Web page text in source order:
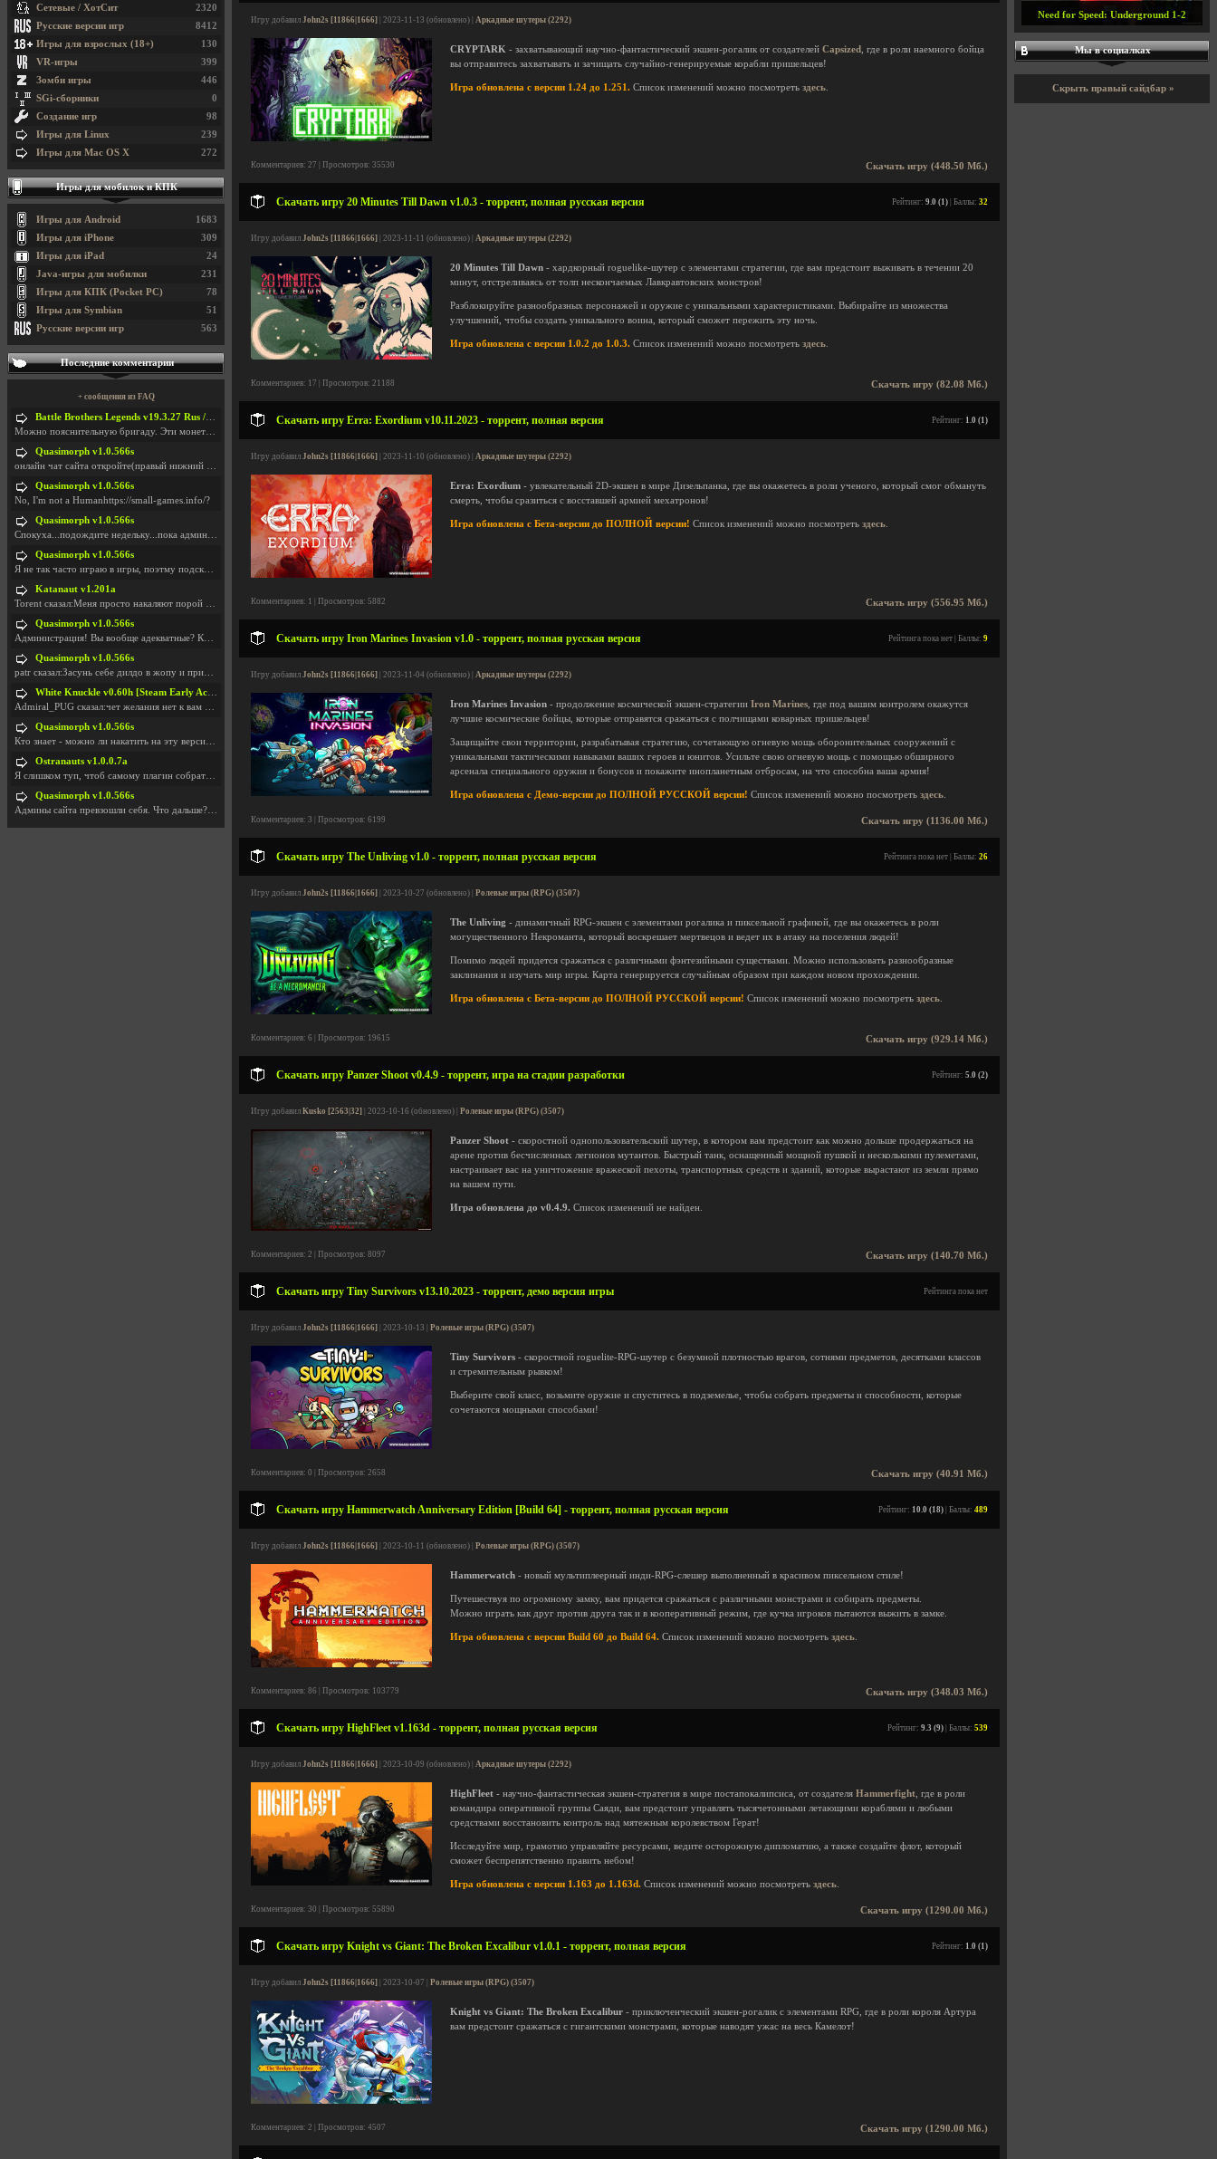
Игру добавил John2s [11866|1666] | 2023-11-13 (обновлено) | Аркадные шутеры (2292)
CRYPTARK - захватывающий научно-фантастический экшен-рогалик от создателей Capsized
, где в роли наемного бойца
вы отправитесь захватывать и зачищать случайно-генерируемые корабли пришельцев!
Игра обновлена с версии 1.24 до 1.251. Список изменений можно посмотреть здесь
Скачать игру (448.50 Мб.)
Комментариев: 27 | Просмотров: 35530
Скачать игру 20 Minutes Till Dawn v1.0.3 - торрент, полная русская версия Рейтинг: 9.0 (1) | Баллы: 32
Игру добавил John2s [11866|1666] | 2023-11-11 (обновлено) | Аркадные шутеры (2292)
20 Minutes Till Dawn - хардкорный roguelike-шутер с элементами стратегии, где вам предстоит выживать в течении 20
минут, отстреливаясь от толп нескончаемых Лавкравтовских монстров!
Разблокируйте разнообразных персонажей и оружие с уникальными характеристиками. Выбирайте из множества
улучшений, чтобы создать уникального воина, который сможет пережить эту ночь.
Игра обновлена с версии 1.0.2 до 1.0.3. Список изменений можно посмотреть здесь
Скачать игру (82.08 Мб.)
Комментариев: 17 | Просмотров: 21188
Скачать игру Erra: Exordium v10.11.2023 - торрент, полная версия Рейтинг: 1.0 (1)
Игру добавил John2s [11866|1666] | 2023-11-10 (обновлено) | Аркадные шутеры (2292)
Erra: Exordium - увлекательный 2D-экшен в мире Дизельпанка, где вы окажетесь в роли ученого, который смог обмануть
смерть, чтобы сразиться с восставшей армией мехатронов!
Игра обновлена с Бета-версии до ПОЛНОЙ версии! Список изменений можно посмотреть здесь
Скачать игру (556.95 Мб.)
Комментариев: 1 | Просмотров: 5882
Скачать игру Iron Marines Invasion v1.0 - торрент, полная русская версия Рейтинга пока нет | Баллы: 9
Игру добавил John2s [11866|1666] | 2023-11-04 (обновлено) | Аркадные шутеры (2292)
Iron Marines Invasion - продолжение космической экшен-стратегии Iron Marines , где под вашим контролем окажутся
лучшие космические бойцы, которые отправятся сражаться с полчищами коварных пришельцев!
Защищайте свои территории, разрабатывая стратегию, сочетающую огневую мощь оборонительных сооружений с
уникальными тактическими навыками ваших героев и юнитов. Усильте свою огневую мощь с помощью обширного
арсенала специального оружия и бонусов и покажите инопланетным отбросам, на что способна ваша армия!
Игра обновлена с Демо-версии до ПОЛНОЙ РУССКОЙ версии! Список изменений можно посмотреть здесь
Скачать игру (1136.00 Мб.)
Комментариев: 3 | Просмотров: 6199
Скачать игру The Unliving v1.0 - торрент, полная русская версия Рейтинга пока нет | Баллы: 26
Игру добавил John2s [11866|1666] | 2023-10-27 (обновлено) | Ролевые игры (RPG) (3507)
The Unliving - динамичный RPG-экшен с элементами рогалика и пиксельной графикой, где вы окажетесь в роли
могущественного Некроманта, который воскрешает мертвецов и ведет их в атаку на поселения людей!
Помимо людей придется сражаться с различными фэнтезийными существами. Можно использовать разнообразные
заклинания и изучать мир игры. Карта генерируется случайным образом при каждом новом прохождении.
Игра обновлена с Бета-версии до ПОЛНОЙ РУССКОЙ версии! Список изменений можно посмотреть здесь
Скачать игру (929.14 Мб.)
Комментариев: 6 | Просмотров: 19615
Скачать игру Panzer Shoot v0.4.9 - торрент, игра на стадии разработки Рейтинг: 5.0 (2)
Игру добавил Kusko [2563|32] | 2023-10-16 (обновлено) | Ролевые игры (RPG) (3507)
Panzer Shoot - скоростной однопользовательский шутер, в котором вам предстоит как можно дольше продержаться на
арене против бесчисленных легионов мутантов. Быстрый танк, оснащенный мощной пушкой и несколькими пулеметами,
настраивает вас на уничтожение вражеской пехоты, транспортных средств и зданий, которые вырастают из земли прямо
на вашем пути.
Игра обновлена до v0.4.9. Список изменений не найден.
Скачать игру (140.70 Мб.)
Комментариев: 2 | Просмотров: 8097
Скачать игру Tiny Survivors v13.10.2023 - торрент, демо версия игры Рейтинга пока нет
Игру добавил John2s [11866|1666] | 2023-10-13 | Ролевые игры (RPG) (3507)
Tiny Survivors - скоростной roguelite-RPG-шутер с безумной плотностью врагов, сотнями предметов, десятками классов
и стремительным рывком!
Выберите свой класс, возьмите оружие и спуститесь в подземелье, чтобы собрать предметы и способности, которые
сочетаются мощными способами!
Скачать игру (40.91 Мб.)
Комментариев: 0 | Просмотров: 2658
Скачать игру Hammerwatch Anniversary Edition [Build 64] - торрент, полная русская версия Рейтинг: 10.0 (18) | Баллы: 489
Игру добавил John2s [11866|1666] | 2023-10-11 (обновлено) | Ролевые игры (RPG) (3507)
Hammerwatch - новый мультиплеерный инди-RPG-слешер выполненный в красивом пиксельном стиле!
Путешествуя по огромному замку, вам придется сражаться с различными монстрами и собирать предметы.
Можно играть как друг против друга так и в кооперативный режим, где кучка игроков пытаются выжить в замке.
Игра обновлена с версии Build 60 до Build 64. Список изменений можно посмотреть здесь
Скачать игру (348.03 Мб.)
Комментариев: 86 | Просмотров: 103779
Скачать игру HighFleet v1.163d - торрент, полная русская версия Рейтинг: 9.3 (9) | Баллы: 539
Игру добавил John2s [11866|1666] | 2023-10-09 (обновлено) | Аркадные шутеры (2292)
HighFleet - научно-фантастическая экшен-стратегия в мире постапокалипсиса, от создателя Hammerfight , где в роли
командира оперативной группы Саяди, вам предстоит управлять тысячетонными летающими кораблями и любыми
средствами восстановить контроль над мятежным королевством Герат!
Исследуйте мир, грамотно управляйте ресурсами, ведите осторожную дипломатию, а также создайте флот, который
сможет беспрепятственно править небом!
Игра обновлена с версии 1.163 до 1.163d. Список изменений можно посмотреть здесь
Скачать игру (1290.00 Мб.)
Комментариев: 30 | Просмотров: 55890
Скачать игру Knight vs Giant: The Broken Excalibur v1.0.1 - торрент, полная версия Рейтинг: 1.0 (1)
Игру добавил John2s [11866|1666] | 2023-10-07 | Ролевые игры (RPG) (3507)
Knight vs Giant: The Broken Excalibur - приключенческий экшен-рогалик с элементами RPG, где в роли короля Артура
вам предстоит сражаться с гигантскими монстрами, которые наводят ужас на весь Камелот!
Скачать игру (1290.00 Мб.)
Комментариев: 2 | Просмотров: 4507
2320
Сетевые / ХотСит
8412
Русские версии игр
130
Игры для взрослых (18+)
399
VR-игры
446
Зомби игры
0
SGi-сборники
98
Создание игр
239
Игры для Linux
272
Игры для Mac OS X
Игры для мобилок и КПК
1683
Игры для Android
309
Игры для iPhone
24
Игры для iPad
231
Java-игры для мобилки
78
Игры для КПК (Pocket PC)
51
Игры для Symbian
563
Русские версии игр
Последние комментарии
+ сообщения из FAQ
Battle Brothers Legends v19.3.27 Rus / + Battle Brothers Legends v19.3.39 Eng
Можно пояснительную бригаду. Эти монетки, они в ка
Quasimorph v1.0.566s
онлайн чат сайта откройте(правый нижний угол экран
Quasimorph v1.0.566s
No, I'm not a Humanhttps://small-games.info/?
Quasimorph v1.0.566s
Спокуха...подождите недельку...пока админов отпуст
Quasimorph v1.0.566s
Я не так часто играю в игры, поэтму подсказка про
Katanaut v1.201a
Torent сказал:Меня просто накаляют порой речи о то
Quasimorph v1.0.566s
Администрация! Вы вообще адекватные? Какие монетки
Quasimorph v1.0.566s
patr сказал:Засунь себе дилдо в жопу и пришли фотк
White Knuckle v0.60h [Steam Early Access]
Admiral_PUG сказал:чет желания нет к вам сюда захо
Quasimorph v1.0.566s
Кто знает - можно ли накатить на эту версию моды?
Ostranauts v1.0.0.7a
Я слишком туп, чтоб самому плагин собрать. И что-т
Quasimorph v1.0.566s
Админы сайта превзошли себя. Что дальше? Засунь се
Need for Speed: Underground 1-2
Мы в социалках
Скрыть правый сайдбар »